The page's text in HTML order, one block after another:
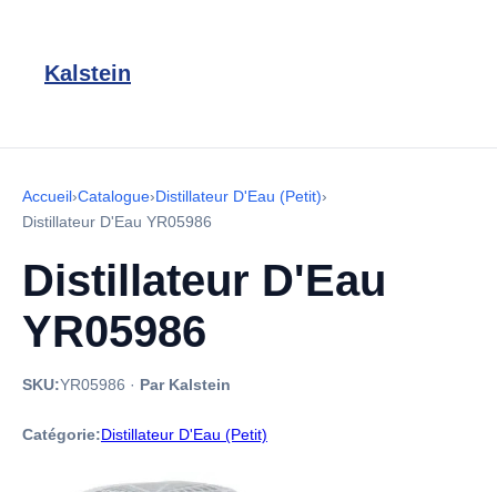
Kalstein
Accueil›Catalogue›Distillateur D'Eau (Petit)›
Distillateur D'Eau YR05986
Distillateur D'Eau
YR05986
SKU:YR05986 · Par Kalstein
Catégorie:Distillateur D'Eau (Petit)